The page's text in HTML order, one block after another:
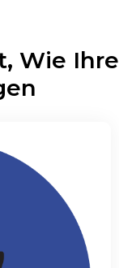
Wie Ihre